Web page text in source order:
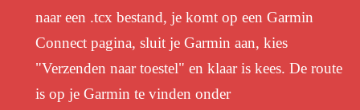
naar een .tcx bestand, je komt op een Garmin
Connect pagina, sluit je Garmin aan, kies
"Verzenden naar toestel" en klaar is kees. De route
is op je Garmin te vinden onder